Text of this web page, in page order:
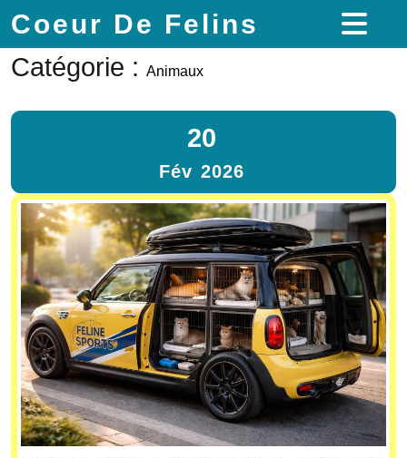
Coeur De Felins
Catégorie : Animaux
20
Fév 2026